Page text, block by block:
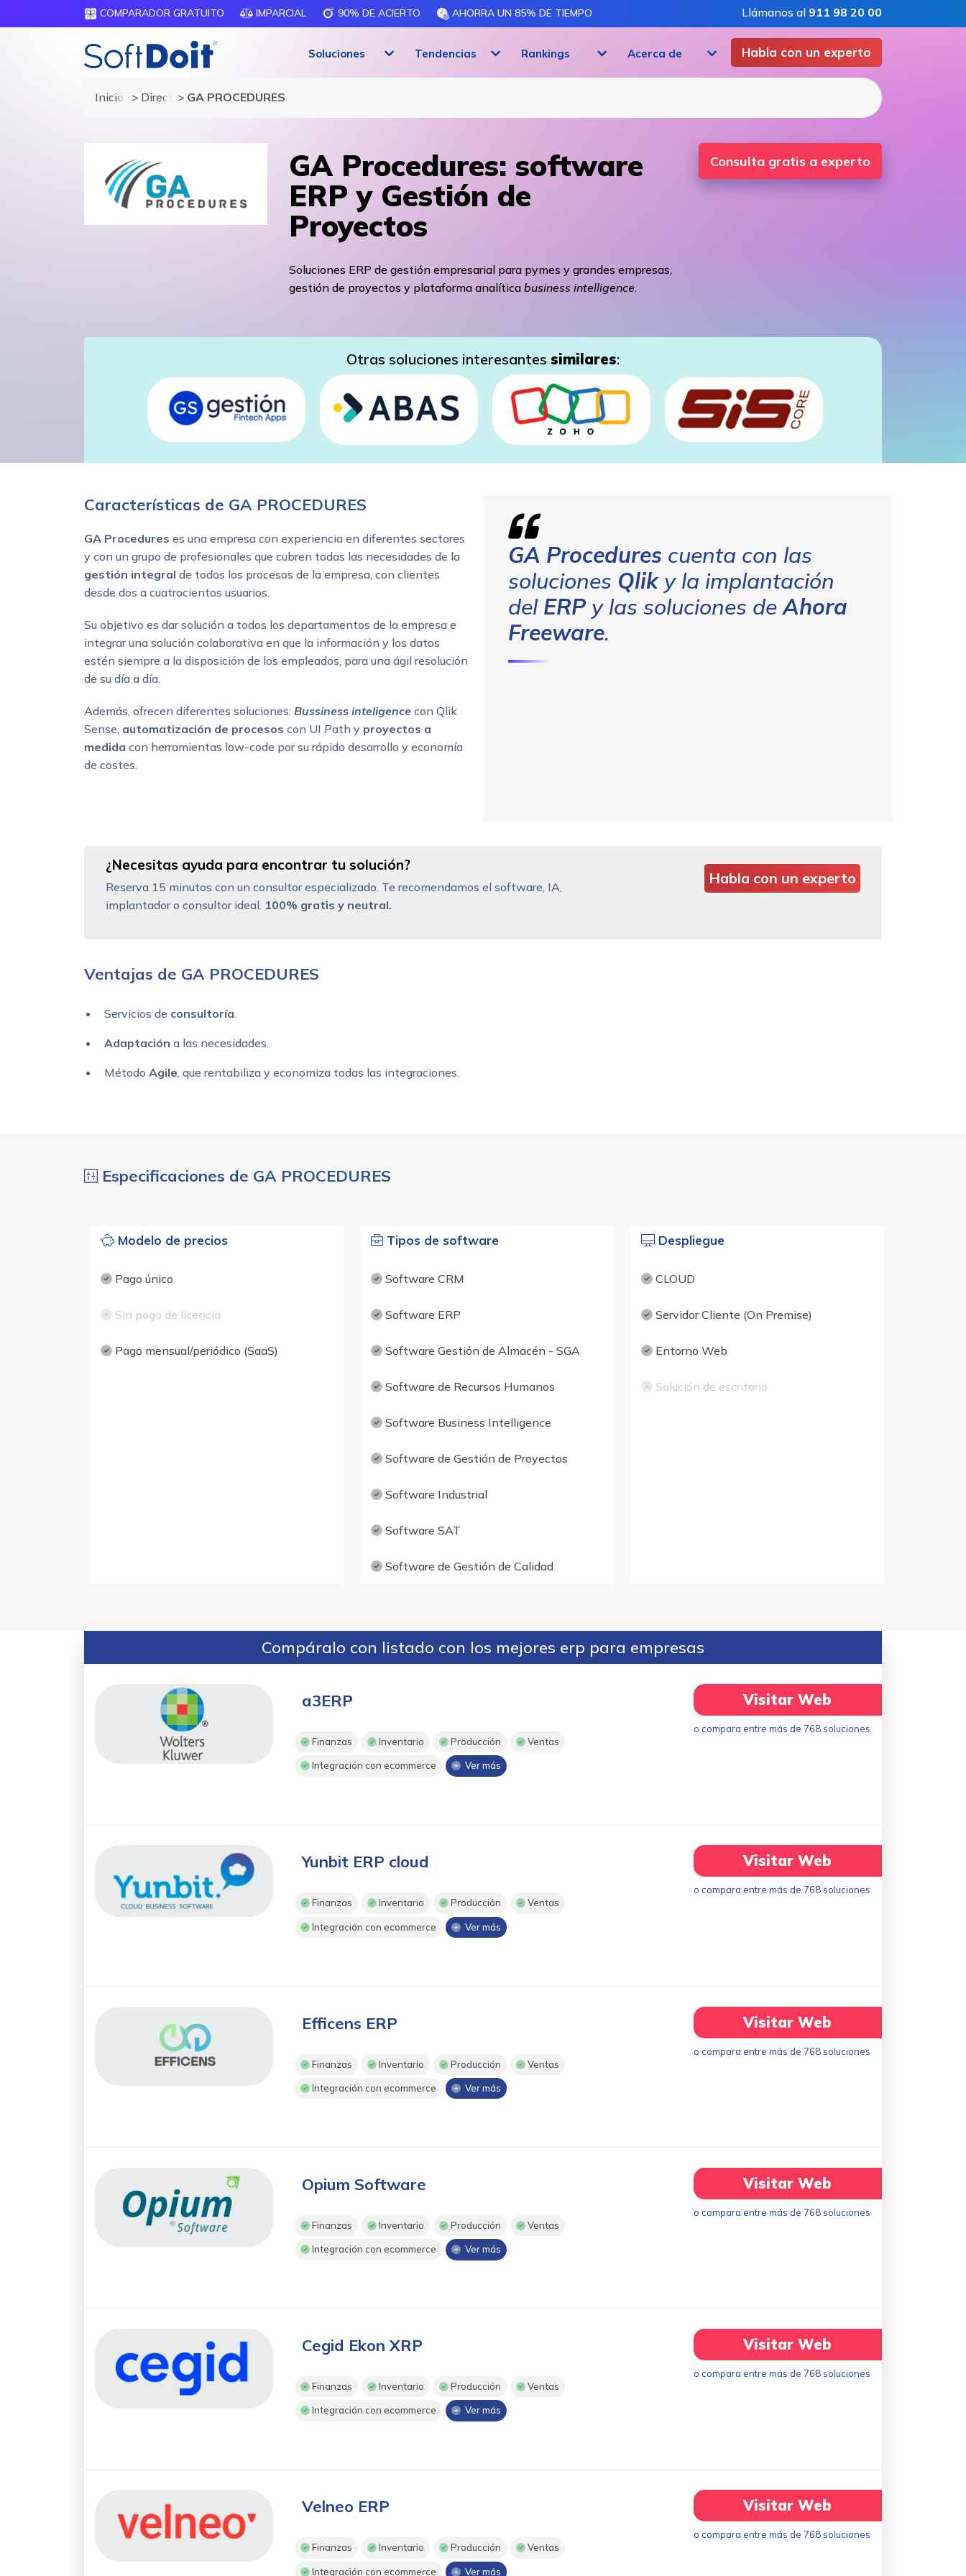
COMPARADOR GRATUITO IMPARCIAL 90% DE ACIERTO AHORRA UN 85% DE TIEMPO Llámanos al 911 98 20 00
Habla con un experto
Soluciones Tendencias Rankings Acerca de
Inicio Directorio de proveedores
GA PROCEDURES
GA Procedures: software
ERP y Gestión de
Proyectos
Soluciones ERP de gestión empresarial para pymes y grandes empresas,
gestión de proyectos y plataforma analítica business intelligence.
Consulta gratis a experto
Otras soluciones interesantes similares:
Características de GA PROCEDURES
GA Procedures es una empresa con experiencia en diferentes sectores
y con un grupo de profesionales que cubren todas las necesidades de la
gestión integral de todos los procesos de la empresa, con clientes
desde dos a cuatrocientos usuarios.
Su objetivo es dar solución a todos los departamentos de la empresa e
integrar una solución colaborativa en que la información y los datos
estén siempre a la disposición de los empleados, para una ágil resolución
de su día a día.
Además, ofrecen diferentes soluciones: Bussiness inteligence con Qlik
Sense, automatización de procesos con UI Path y proyectos a
medida con herramientas low-code por su rápido desarrollo y economía
de costes.
GA Procedures cuenta con las
soluciones Qliky la implantación
del ERP y las soluciones deAhora
Freeware.
¿Necesitas ayuda para encontrar tu solución?
Reserva 15 minutos con un consultor especializado. Te recomendamos el software, IA,
implantador o consultor ideal. 100% gratis y neutral.
Habla con un experto
Ventajas de GA PROCEDURES
Servicios de consultoría.
Adaptación a las necesidades.
Método Agile, que rentabiliza y economiza todas las integraciones.
Especificaciones de GA PROCEDURES
Modelo de precios
Pago único
Sin pago de licencia
Pago mensual/periódico (SaaS)
Tipos de software
Software CRM
Software ERP
Software Gestión de Almacén - SGA
Software de Recursos Humanos
Software Business Intelligence
Software de Gestión de Proyectos
Software Industrial
Software SAT
Software de Gestión de Calidad
Despliegue
CLOUD
Servidor Cliente (On Premise)
Entorno Web
Solución de escritorio
Compáralo con listado con los mejores erp para empresas
a3ERP
Finanzas Inventario Producción Ventas
Integración con ecommerce Ver más
Visitar Web
o compara entre más de 768 soluciones
Yunbit ERP cloud
Finanzas Inventario Producción Ventas
Integración con ecommerce Ver más
Visitar Web
o compara entre más de 768 soluciones
Efficens ERP
Finanzas Inventario Producción Ventas
Integración con ecommerce Ver más
Visitar Web
o compara entre más de 768 soluciones
Opium Software
Finanzas Inventario Producción Ventas
Integración con ecommerce Ver más
Visitar Web
o compara entre más de 768 soluciones
Cegid Ekon XRP
Finanzas Inventario Producción Ventas
Integración con ecommerce Ver más
Visitar Web
o compara entre más de 768 soluciones
Velneo ERP
Finanzas Inventario Producción Ventas
Integración con ecommerce Ver más
Visitar Web
o compara entre más de 768 soluciones